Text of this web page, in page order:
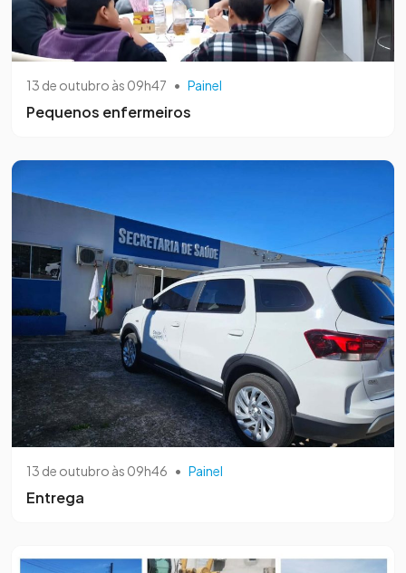
13 de outubro às 09h47 • Painel
Pequenos enfermeiros
13 de outubro às 09h46 • Painel
Entrega